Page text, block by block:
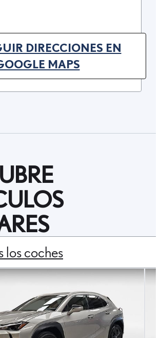
DIRECCIONES EN
MAPS
(OPENS IN NEW TAB)
los coches